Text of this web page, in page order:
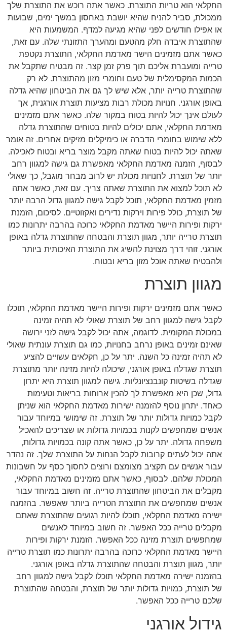
החקלאי הוא טריות התוצרת. כאשר אתה רוכש את התוצרת שלך
ממכולת, סביר להניח שהיא יושבת באחסון במשך ימים, שבועות
או אפילו חודשים לפני שהיא מגיעה למדף. המשמעות היא
שהתוצרת איבדה חלק מהטעם ומהערך התזונתי שלה. עם זאת,
כאשר אתם מזמינים הישר מאדמת החקלאי, התוצרת נקטפת
טרייה ומועברת אליכם תוך פרק זמן קצר. זה מבטיח שתקבל את
הכמות המקסימלית של טעם וחומרי מזון מהתוצרת. לא רק
שהתוצרת טרייה יותר, אלא שיש לך גם את הביטחון שהיא גדלה
באופן אורגני. חנויות מכולת רבות מציעות תוצרת אורגנית, אך
לעולם אינך יכול להיות בטוח במקור שלה. כאשר אתם מזמינים
מאדמת החקלאי, אתם יכולים להיות בטוחים שהתוצרת גדלה
ללא שימוש בחומרי הדברה או כימיקלים מזיקים אחרים. זה אומר
שאתה יכול להיות בטוח שאתה מקבל מוצר בריא ובטוח לאכילה.
לבסוף, הזמנה מאדמת החקלאי מאפשרת גם גישה למגוון רחב
יותר של תוצרת. לחנויות מכולת יש לרוב מבחר מוגבל, כך שאולי
לא תוכל למצוא את התוצרת שאתה צריך. עם זאת, כאשר אתה
מזמין מאדמת החקלאי, תוכל לקבל גישה למגוון גדול הרבה יותר
של תוצרת, כולל פירות וירקות נדירים ואקזוטיים. לסיכום, הזמנת
ירקות ופירות היישר מאדמת החקלאי כרוכה בהרבה יתרונות כמו
תוצרת טרייה יותר, מגוון תוצרת והבטחה שהתוצרת גדלה באופן
אורגני. זוהי דרך מצוינת להשיג את התוצרת האיכותית ביותר
ולהבטיח שאתה אוכל מזון בריא ובטוח.
מגוון תוצרת
כאשר אתם מזמינים ירקות ופירות היישר מאדמת החקלאי, תוכלו
לקבל גישה למגוון רחב של תוצרת שאולי לא תהיה זמינה
במכולת המקומית. לדוגמה, אתה יכול לקבל גישה לזני ירושה
שאינם זמינים באופן נרחב בחנויות, כמו גם תוצרת עונתית שאולי
לא תהיה זמינה כל השנה. יתר על כן, חקלאים עשויים להציע
תוצרת שגדלה באופן אורגני, שיכולה להיות מזינה יותר מתוצרת
שגדלה בשיטות קונבנציונליות. גישה למגוון תוצרת היא יתרון
גדול, שכן היא מאפשרת לך להכין ארוחות בריאות וטעימות
כאחד. יתרון נוסף להזמנה ישירות מאדמת החקלאי הוא שניתן
לקבל כמויות גדולות יותר של תוצרת. זה שימושי במיוחד עבור
אנשים שמחפשים לקנות בכמויות גדולות או שצריכים להאכיל
משפחה גדולה. יתר על כן, כאשר אתה קונה בכמויות גדולות,
אתה יכול לעתים קרובות לקבל הנחות על התוצרת שלך. זה נהדר
עבור אנשים עם תקציב מצומצם ורוצים לחסוך כסף על חשבונות
המכולת שלהם. לבסוף, כאשר אתם מזמינים מאדמת החקלאי,
מקבלים את הביטחון שהתוצרת טרייה. זה חשוב במיוחד עבור
אנשים שמחפשים את התוצרת הטרייה ביותר שאפשר. בהזמנה
ישירה מאדמת החקלאי, תוכלו להיות רגועים שהתוצרת שאתם
מקבלים טרייה ככל האפשר. זה חשוב במיוחד לאנשים
שמחפשים תוצרת מזינה ככל האפשר. הזמנת ירקות ופירות
היישר מאדמת החקלאי כרוכה בהרבה יתרונות כמו תוצרת טרייה
יותר, מגוון תוצרת והבטחה שהתוצרת גדלה באופן אורגני.
בהזמנה ישירה מאדמת החקלאי תוכלו לקבל גישה למגוון רחב
של תוצרת, כמויות גדולות יותר של תוצרת, והבטחה שהתוצרת
שלכם טרייה ככל האפשר.
גידול אורגני